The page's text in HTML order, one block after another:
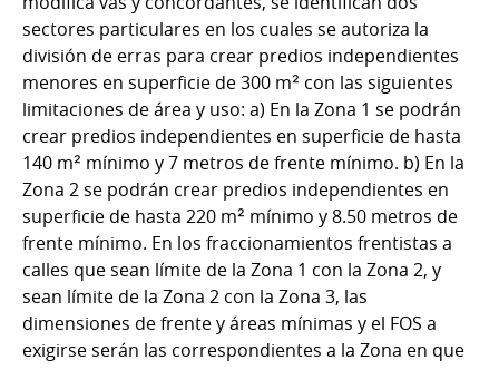
sectores particulares en los cuales se autoriza la
división de erras para crear predios independientes
menores en superficie de 300 m² con las siguientes
limitaciones de área y uso: a) En la Zona 1 se podrán
crear predios independientes en superficie de hasta
140 m² mínimo y 7 metros de frente mínimo. b) En la
Zona 2 se podrán crear predios independientes en
superficie de hasta 220 m² mínimo y 8.50 metros de
frente mínimo. En los fraccionamientos frentistas a
calles que sean límite de la Zona 1 con la Zona 2, y
sean límite de la Zona 2 con la Zona 3, las
dimensiones de frente y áreas mínimas y el FOS a
exigirse serán las correspondientes a la Zona en que